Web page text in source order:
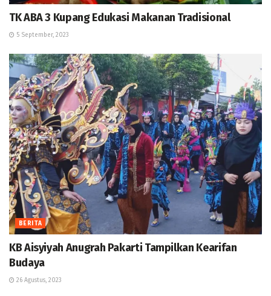
TK ABA 3 Kupang Edukasi Makanan Tradisional
5 September, 2023
BERITA
KB Aisyiyah Anugrah Pakarti Tampilkan Kearifan
Budaya
26 Agustus, 2023